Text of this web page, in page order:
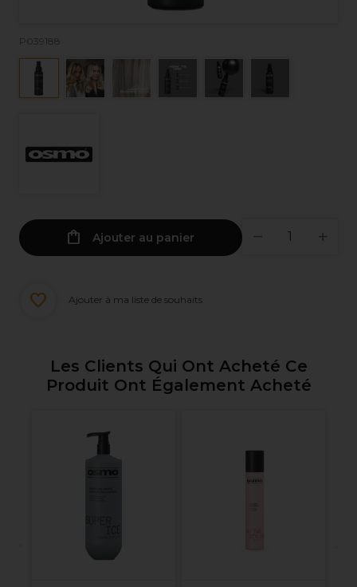
P039188
Ajouter au panier
Ajouter à ma liste de souhaits
Les Clients Qui Ont Acheté Ce
Produit Ont Également Acheté